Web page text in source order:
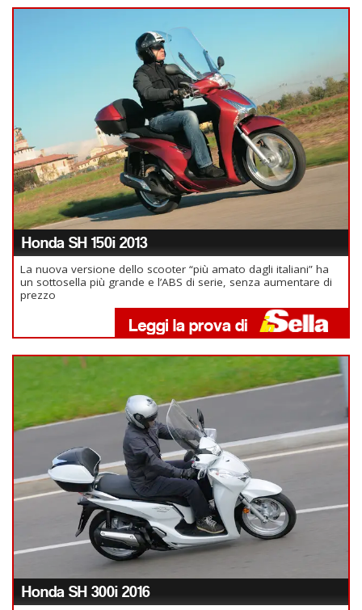
Honda SH 150i 2013
La nuova versione dello scooter “più amato dagli italiani” ha
un sottosella più grande e l’ABS di serie, senza aumentare di
prezzo
Honda SH 300i 2016